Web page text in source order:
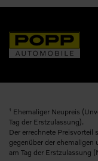
1 Ehemaliger Neupreis
Tag der Erstzulassung).
Der errechnete Preisvorteil
gegenüber der
am Tag der Erstzulassung